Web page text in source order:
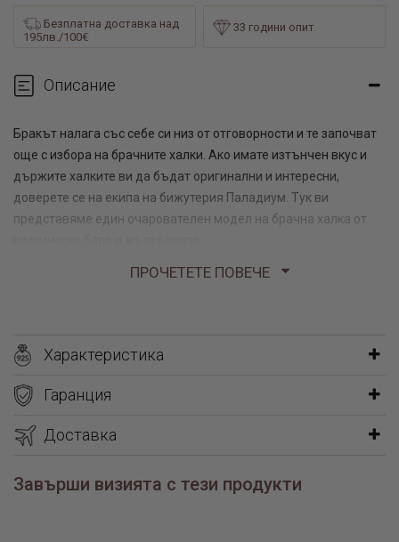
Безплатна доставка над
195лв./100€
33 години опит
Описание
Бракът налага със себе си низ от отговорности и те започват
още с избора на брачните халки. Ако имате изтънчен вкус и
държите халките ви да бъдат оригинални и интересни,
доверете се на екипа на бижутерия Паладиум. Тук ви
представяме един очарователен модел на брачна халка от
ПРОЧЕТЕТЕ ПОВЕЧЕ
Характеристика
Гаранция
Доставка
Завърши визията с тези продукти